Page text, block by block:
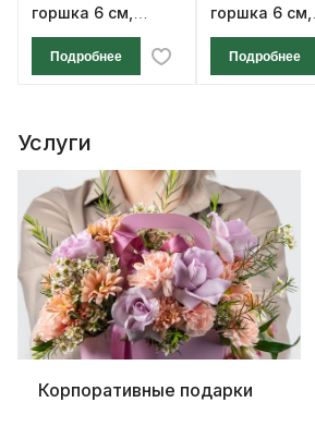
горшка 6 см,
высота 12 см
Подробнее
горшка 6 см,
высота 12 см
Подробнее
Услуги
Корпоративные подарки